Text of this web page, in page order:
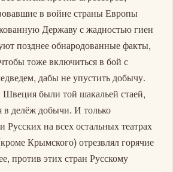
в войне страны Европы
Державу с жадностью гиен
позднее обнародованные факты,
тоже включиться в бой с
дабы не упустить добычу.
были той шакальей стаей,
в делёж добычи. И только
Русских на всех остальных театрах
Крымского) отрезвлял горячие
против этих стран Русскому